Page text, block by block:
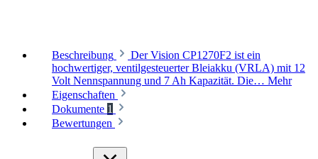
Beschreibung
Der Vision CP1270F2 ist ein
hochwertiger, ventilgesteuerter Bleiakku (VRLA) mit 12
Volt Nennspannung und 7 Ah Kapazität. Die… Mehr
Eigenschaften
Dokumente 1
Bewertungen